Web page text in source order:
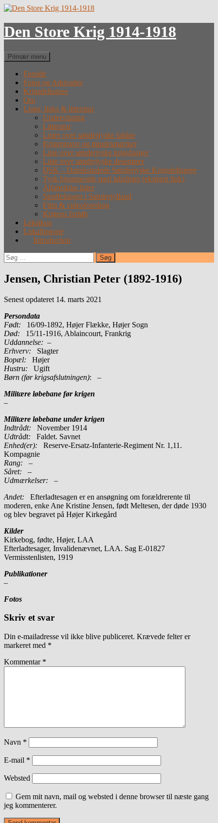
Hop
indhold
Den Store Krig 1914-1918
Søg
Primær menu
Forside
Fotos og Arkivalier
Krigsdeltagere
Om
Lister, links & litteratur
Undervisning
Litteratur
Lister over sønderjyske faldne
Krigergrave og mindesmærker
Liste over sønderjyske krigsfanger
Liste over sønderjyske desertører
DSK – Dansksindede Sønderjyske Krigsdeltagere
Tysk hjemmeside med tabslister (eksternt link)
Alfabetiske lister
Straffefanger i Sønderjylland
Film & videoforedrag
Krigens forløb
Leksikon
Lokalhistorie
Introduction
Søg
efter:
Jensen, Christian Peter (1892-1916)
Senest opdateret 14. marts 2021
Persondata
Født: 16/09-1892, Højer Flække, Højer Sogn
Død: 15/11-1916, Ablaincourt, Frankrig
Uddannelse: –
Erhverv: Slagter
Bopæl: Højer
Hustru: Ugift
Børn (før krigsafslutningen): –
Militære løbebane før krigen
–
Militære løbebane under krigen
Indtrådt: November 1914
Udtrådt: Faldet. Savnet
Enhed(er):
Reserve-Ersatz-Infanterie-Regiment Nr. 1,11.
Kompagnie
Rang:
–
Såret: –
Udmærkelser: –
Andet: Efterladtesagen er en ansøgning om forældrerente til
moderen, enke Ane Kristine Jensen, født Meltesen, der døde 1930
og blev begravet på Højer Kirkegård
Kilder
Kirkebog, fødte, Højer, LAA
Efterladtesager, Invalidenævnet, LAA. Sag E-01827
Vermisstenlisten, 1919
Publikationer
–
Fotos
Skriv et svar
Din e-mailadresse vil ikke blive publiceret. Krævede felter er
markeret med *
Kommentar *
Navn *
E-mail *
Websted
Gem mit navn, mail og websted i denne browser til næste gang
jeg kommenterer.